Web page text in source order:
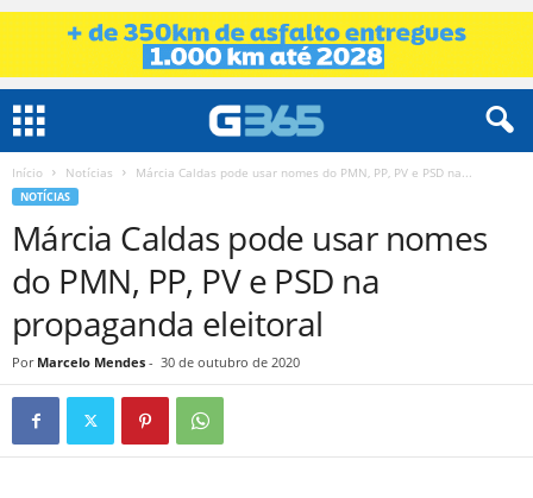
Início Notícias Márcia Caldas pode usar nomes do PMN, PP, PV e PSD na...
NOTÍCIAS
Márcia Caldas pode usar nomes
do PMN, PP, PV e PSD na
propaganda eleitoral
Por Marcelo Mendes - 30 de outubro de 2020